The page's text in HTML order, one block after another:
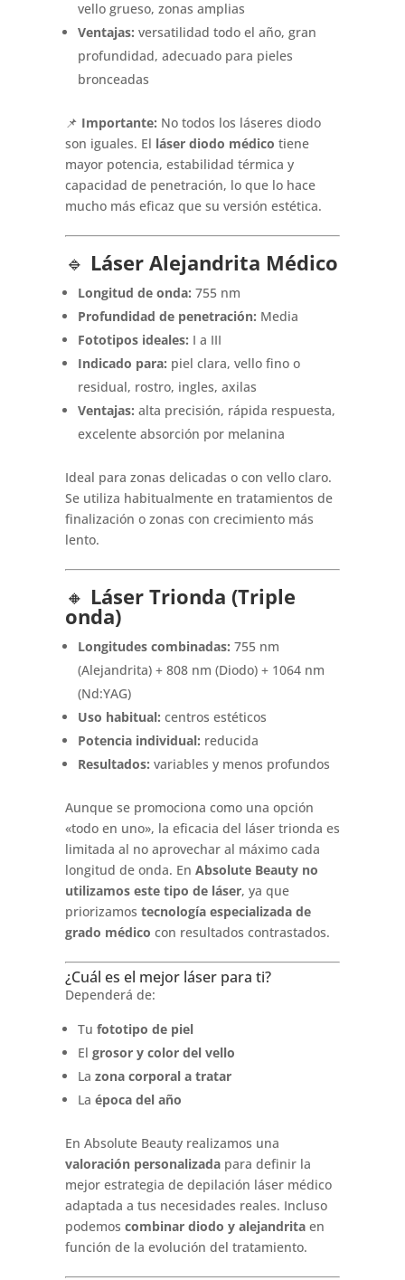
vello grueso, zonas amplias
Ventajas: versatilidad todo el año, gran
profundidad, adecuado para pieles
bronceadas
📌 Importante: No todos los láseres diodo
son iguales. El láser diodo médico tiene
mayor potencia, estabilidad térmica y
capacidad de penetración, lo que lo hace
mucho más eficaz que su versión estética.
🔹 Láser Alejandrita Médico
Longitud de onda: 755 nm
Profundidad de penetración: Media
Fototipos ideales: I a III
Indicado para: piel clara, vello fino o
residual, rostro, ingles, axilas
Ventajas: alta precisión, rápida respuesta,
excelente absorción por melanina
Ideal para zonas delicadas o con vello claro.
Se utiliza habitualmente en tratamientos de
finalización o zonas con crecimiento más
lento.
🔸 Láser Trionda (Triple
onda)
Longitudes combinadas: 755 nm
(Alejandrita) + 808 nm (Diodo) + 1064 nm
(Nd:YAG)
Uso habitual: centros estéticos
Potencia individual: reducida
Resultados: variables y menos profundos
Aunque se promociona como una opción
«todo en uno», la eficacia del láser trionda es
limitada al no aprovechar al máximo cada
longitud de onda. En Absolute Beauty no
utilizamos este tipo de láser, ya que
priorizamos tecnología especializada de
grado médico con resultados contrastados.
¿Cuál es el mejor láser para ti?
Dependerá de:
Tu fototipo de piel
El grosor y color del vello
La zona corporal a tratar
La época del año
En Absolute Beauty realizamos una
valoración personalizadapara definir la
mejor estrategia de depilación láser médico
adaptada a tus necesidades reales. Incluso
podemos combinar diodo y alejandritaen
función de la evolución del tratamiento.